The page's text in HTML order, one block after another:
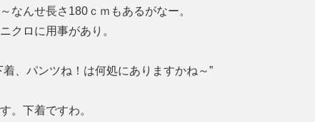
なんせ長さ180ｃｍもあるがなー。
クロに用事があり。
、パンツね！は何処にありますかね～”
。下着ですわ。